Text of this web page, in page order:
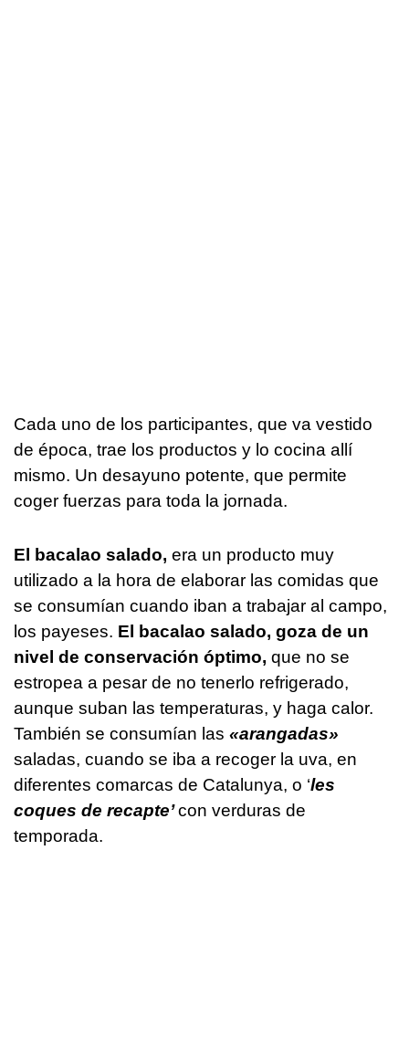
Cada uno de los participantes, que va vestido
de época, trae los productos y lo cocina allí
mismo. Un desayuno potente, que permite
coger fuerzas para toda la jornada.
El bacalao salado, era un producto muy
utilizado a la hora de elaborar las comidas que
se consumían cuando iban a trabajar al campo,
los payeses. El bacalao salado, goza de un
nivel de conservación óptimo, que no se
estropea a pesar de no tenerlo refrigerado,
aunque suban las temperaturas, y haga calor.
También se consumían las «arangadas»
saladas, cuando se iba a recoger la uva, en
diferentes comarcas de Catalunya, o ‘les
coques de recapte’con verduras de
temporada.